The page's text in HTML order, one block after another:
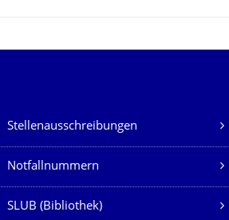
Stellenausschreibungen
Notfallnummern
SLUB (Bibliothek)